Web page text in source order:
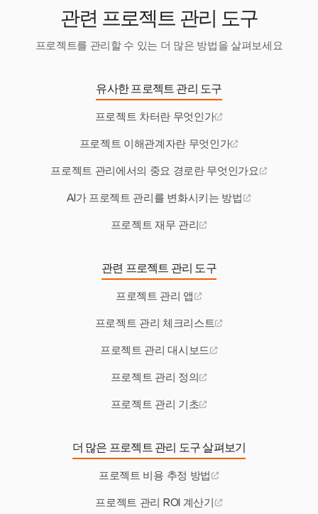
관련 프로젝트 관리 도구
프로젝트를 관리할 수 있는 더 많은 방법을 살펴보세요
유사한 프로젝트 관리 도구
프로젝트 차터란 무엇인가
프로젝트 이해관계자란 무엇인가
프로젝트 관리에서의 중요 경로란 무엇인가요
AI가 프로젝트 관리를 변화시키는 방법
프로젝트 재무 관리
관련 프로젝트 관리 도구
프로젝트 관리 앱
프로젝트 관리 체크리스트
프로젝트 관리 대시보드
프로젝트 관리 정의
프로젝트 관리 기초
더 많은 프로젝트 관리 도구 살펴보기
프로젝트 비용 추정 방법
프로젝트 관리 ROI 계산기